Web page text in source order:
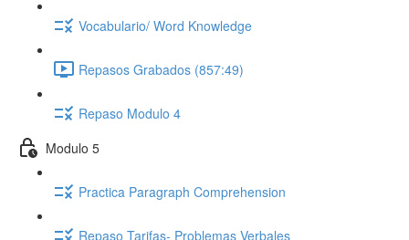
Vocabulario/ Word Knowledge
Repasos Grabados (857:49)
Repaso Modulo 4
Modulo 5
Practica Paragraph Comprehension
Repaso Tarifas- Problemas Verbales